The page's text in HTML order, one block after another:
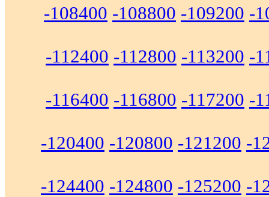
-108400 -108800 -109200 -
-112400 -112800 -113200 -
-116400 -116800 -117200 -
-120400 -120800 -121200 -
-124400 -124800 -125200 -